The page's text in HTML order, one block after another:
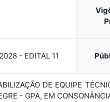
- EDITAL 11
DE EQUIPE
- GPA, EM